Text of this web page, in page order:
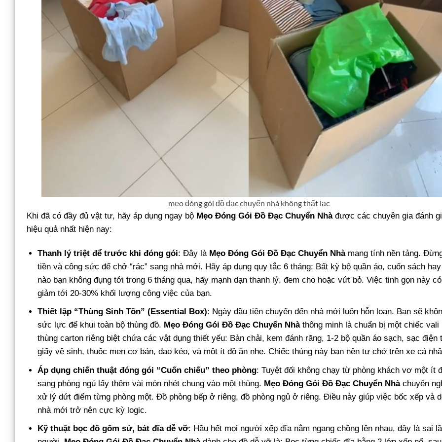
mẹo đóng gói đồ đạc chuyển nhà không thất lạc
Khi đã có đầy đủ vật tư, hãy áp dụng ngay bộ Mẹo Đóng Gói Đồ Đạc Chuyển Nhàđược các chuyên gia đánh
hiệu quả nhất hiện nay:
Thanh lý triệt để trước khi đóng gói: Đây là Mẹo Đóng Gói Đồ Đạc Chuyển Nhàmang tính nền tảng.
tiền và công sức để chở “rác” sang nhà mới. Hãy áp dụng quy tắc 6 tháng: Bất kỳ bộ quần áo, cuốn sách
nào bạn không đụng tới trong 6 tháng qua, hãy mạnh dạn thanh lý, đem cho hoặc vứt bỏ. Việc tinh gọn này
giảm tới 20-30% khối lượng công việc của bạn.
Thiết lập “Thùng Sinh Tồn” (Essential Box): Ngày đầu tiên chuyển đến nhà mới luôn hỗn loạn. Bạn sẽ
sức lực để khui toàn bộ thùng đồ. Mẹo Đóng Gói Đồ Đạc Chuyển Nhàthông minh là chuẩn bị một chiếc vali
thùng carton riêng biệt chứa các vật dụng thiết yếu: Bàn chải, kem đánh răng, 1-2 bộ quần áo sạch, sạc điện
giấy vệ sinh, thuốc men cơ bản, dao kéo, và một ít đồ ăn nhẹ. Chiếc thùng này bạn nên tự chở trên xe cá
Áp dụng chiến thuật đóng gói “Cuốn chiếu” theo phòng: Tuyệt đối không chạy từ phòng khách vơ một ít
sang phòng ngủ lấy thêm vài món nhét chung vào một thùng. Mẹo Đóng Gói Đồ Đạc Chuyển Nhàchuyên
xử lý dứt điểm từng phòng một. Đồ phòng bếp ở riêng, đồ phòng ngủ ở riêng. Điều này giúp việc bốc xếp và
nhà mới trở nên cực kỳ logic.
Kỹ thuật bọc đồ gốm sứ, bát đĩa dễ vỡ: Hầu hết mọi người xếp đĩa nằm ngang chồng lên nhau, đây là sai